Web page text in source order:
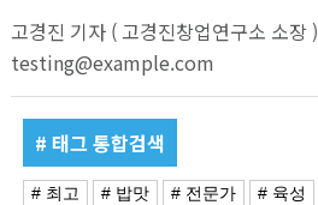
고경진 기자 ( 고경진창업연구소 소장 )
testing@example.com
# 태그 통합검색
# 최고 # 밥맛 # 전문가 # 육성